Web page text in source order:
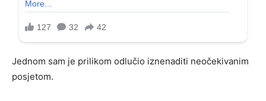
Jednom sam je prilikom odlučio iznenaditi neočekivanim
posjetom.